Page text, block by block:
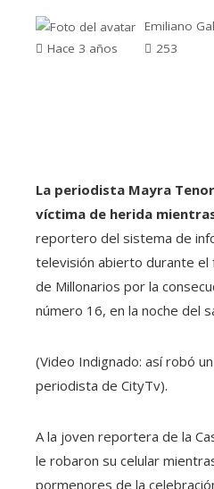
Emiliano
Hace 3 años
253
La periodista Mayra
víctima de herida
reportero del sistema de
televisión abierto durante el
de Millonarios por la
número 16, en la noche del
(Video Indignado: así robó
periodista de CityTv).
A la joven reportera de la
le robaron su celular
pormenores de la